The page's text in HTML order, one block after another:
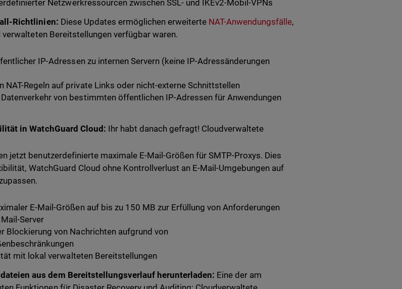
Netzwerkressourcen zwischen SSL- und IKEv2-Mobil-VPNs
Richtlinien: Diese Updates ermöglichen erweiterte NAT-Anwendungsfälle,
Bereitstellungen verfügbar waren.
IP-Adressen zu internen Servern (keine IP-Adressänderungen
NAT-Regeln auf private Links oder nicht-externe Schnittstellen
von bestimmten öffentlichen IP-Adressen für Anwendungen
in WatchGuard Cloud: Ihr habt danach gefragt! Cloudverwaltete
jetzt benutzerdefinierte maximale E-Mail-Größen für SMTP-Proxys. Dies
WatchGuard Cloud ohne Kontrollverlust an E-Mail-Umgebungen auf
E-Mail-Größen auf bis zu 150 MB zur Erfüllung von Anforderungen
Server
Blockierung von Nachrichten aufgrund von
mit lokal verwalteten Bereitstellungen
aus dem Bereitstellungsverlauf herunterladen: Eine der am